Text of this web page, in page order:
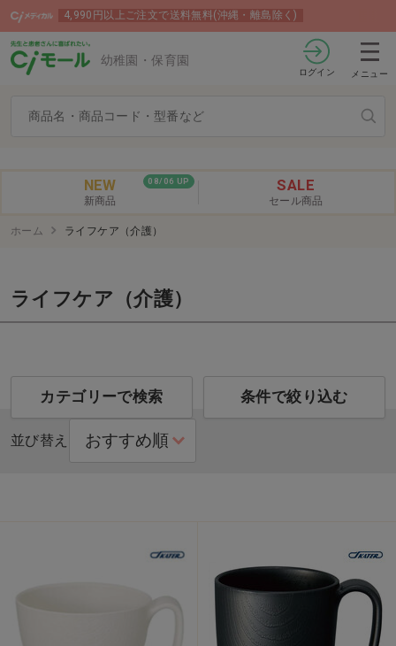
4,990円以上ご注文で送料無料(沖縄・離島除く)
幼稚園・保育園
ログイン メニュー
08/06 UP
NEW
新商品
SALE
セール商品
ホーム ライフケア（介護）
ライフケア（介護）
カテゴリーで検索 条件で絞り込む
並び替え